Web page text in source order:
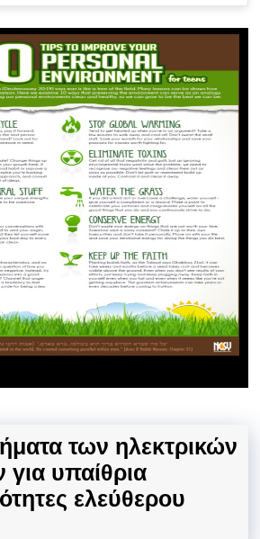
των ηλεκτρικών
υπαίθρια
ελεύθερου